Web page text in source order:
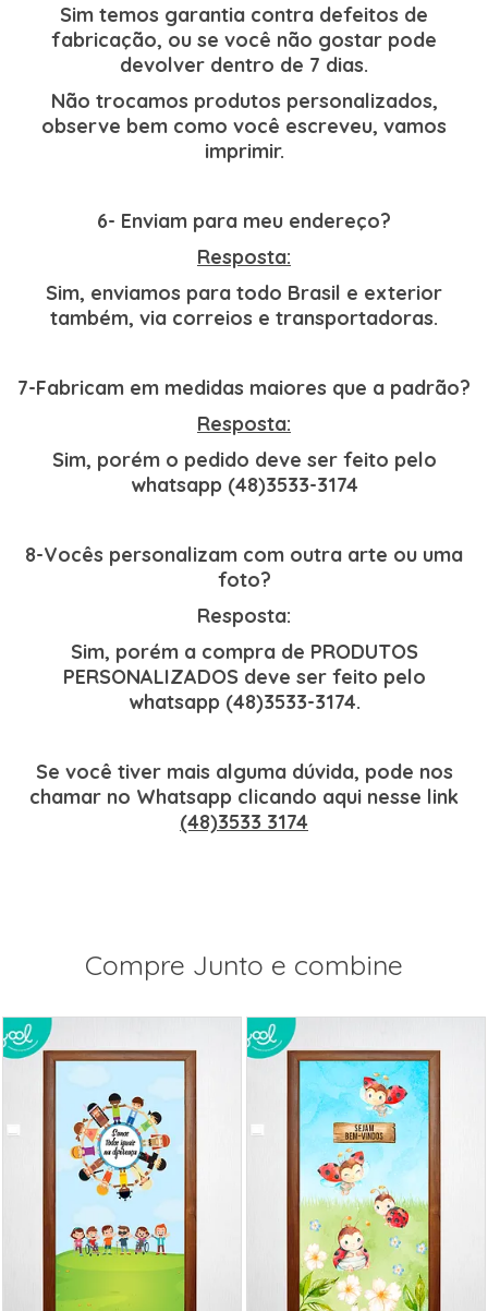
Sim temos garantia contra defeitos de
fabricação, ou se você não gostar pode
devolver dentro de 7 dias.
Não trocamos produtos personalizados,
observe bem como você escreveu, vamos
imprimir.
6- Enviam para meu endereço?
Resposta:
Sim, enviamos para todo Brasil e exterior
também, via correios e transportadoras.
7-Fabricam em medidas maiores que a padrão?
Resposta:
Sim, porém o pedido deve ser feito pelo
whatsapp (48)3533-3174
8-Vocês personalizam com outra arte ou uma
foto?
Resposta:
Sim, porém a compra de PRODUTOS
PERSONALIZADOS deve ser feito pelo
whatsapp (48)3533-3174.
Se você tiver mais alguma dúvida, pode nos
chamar no Whatsapp clicando aqui nesse link
(48)3533 3174
Compre Junto e combine